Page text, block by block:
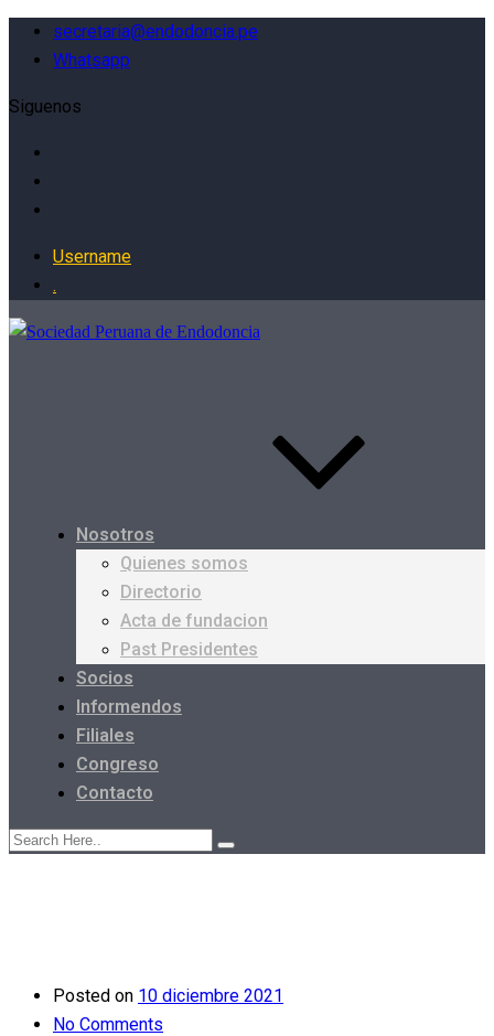
secretaria@endodoncia.pe
Whatsapp
Siguenos
Username
.
Nosotros
Quienes somos
Directorio
Acta de fundacion
Past Presidentes
Socios
Informendos
Filiales
Congreso
Contacto
Posted on 10 diciembre 2021
No Comments